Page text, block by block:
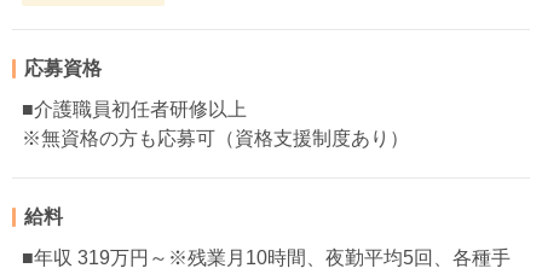
応募資格
■介護職員初任者研修以上
※無資格の方も応募可（資格支援制度あり）
給料
■年収 319万円～※残業月10時間、夜勤平均5回、各種手